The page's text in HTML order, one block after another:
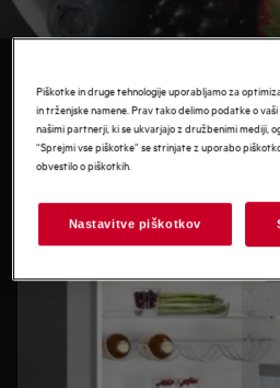
vsak drugačne potrebe po
Piškotke in druge tehnologije uporabljamo za
in trženjske namene. Prav tako delimo podatke o
našimi partnerji, ki se ukvarjajo z družbenimi mediji,
“Sprejmi vse piškotke” se strinjate z uporabo
obvestilo o piškotkih.
Nastavitve piškotkov